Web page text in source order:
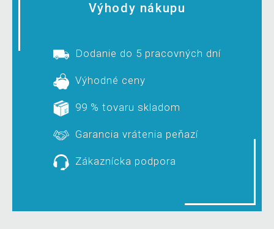
Výhody nákupu
Dodanie do 5 pracovných dní
Výhodné ceny
99 % tovaru skladom
Garancia vrátenia peňazí
Zákaznícka podpora